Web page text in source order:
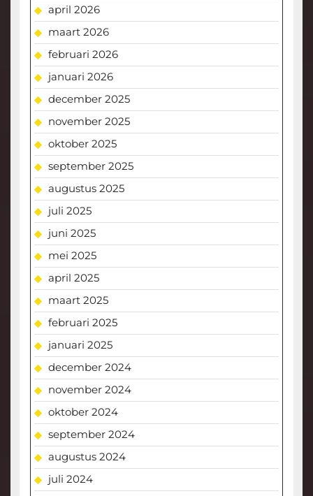
april 2026
maart 2026
februari 2026
januari 2026
december 2025
november 2025
oktober 2025
september 2025
augustus 2025
juli 2025
juni 2025
mei 2025
april 2025
maart 2025
februari 2025
januari 2025
december 2024
november 2024
oktober 2024
september 2024
augustus 2024
juli 2024